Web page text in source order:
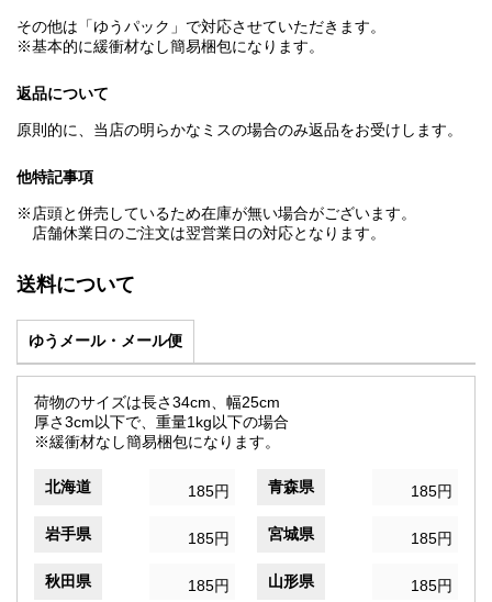
その他は「ゆうパック」で対応させていただきます。
※基本的に緩衝材なし簡易梱包になります。
返品について
原則的に、当店の明らかなミスの場合のみ返品をお受けします。
他特記事項
※店頭と併売しているため在庫が無い場合がございます。
店舗休業日のご注文は翌営業日の対応となります。
送料について
ゆうメール・メール便
荷物のサイズは長さ34cm、幅25cm
厚さ3cm以下で、重量1kg以下の場合
※緩衝材なし簡易梱包になります。
北海道 185円 青森県 185円
岩手県 185円 宮城県 185円
秋田県 185円 山形県 185円